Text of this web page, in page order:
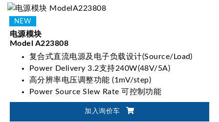
电源模块
Model A223808
复合式直流电源及电子负载设计(Source/Load)
Power Delivery 3.2支持240W(48V/5A)
高分辨率电压调整功能 (1mV/step)
Power Source Slew Rate 可控制功能
加入询价车